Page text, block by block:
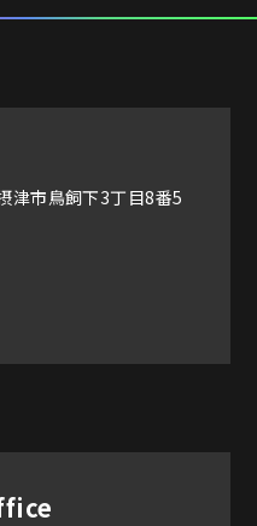
市鳥飼下3丁目8番5